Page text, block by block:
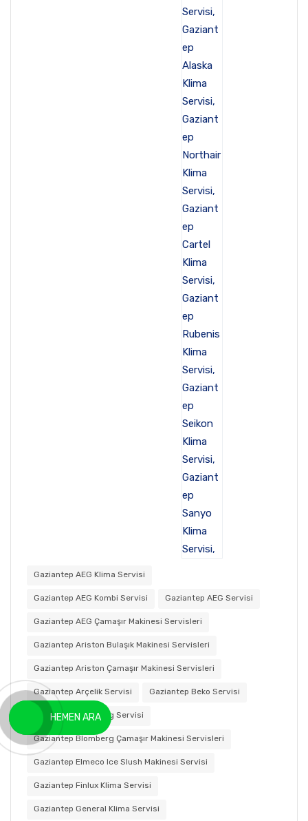
Gaziantep AEG Klima Servisi
Gaziantep AEG Kombi Servisi Gaziantep AEG Servisi
Gaziantep AEG Çamaşır Makinesi Servisleri
Gaziantep Ariston Bulaşık Makinesi Servisleri
Gaziantep Ariston Çamaşır Makinesi Servisleri
Gaziantep Arçelik Servisi Gaziantep Beko Servisi
Gaziantep Blomberg Servisi
Gaziantep Blomberg Çamaşır Makinesi Servisleri
Gaziantep Elmeco Ice Slush Makinesi Servisi
Gaziantep Finlux Klima Servisi
Gaziantep General Klima Servisi
HEMEN ARA